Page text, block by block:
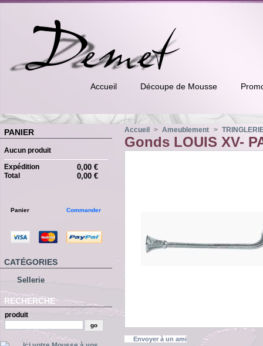
Accueil Découpe de Mousse
PANIER
Aucun produit
Expédition
0,00 €
Total 0,00 €
Panier Commander
CATÉGORIES
Sellerie
RECHERCHE
produit
Accueil > Ameublement >
Gonds LOUIS XV-
Envoyer à un ami